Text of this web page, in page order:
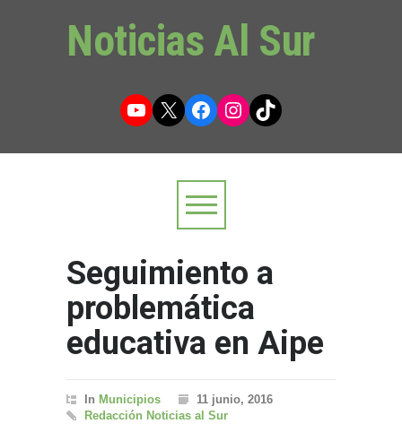
Noticias Al Sur
YouTube
X Facebook
Instagram
TikTok
Seguimiento a
problemática
educativa en Aipe
In Municipios
11 junio, 2016
Redacción Noticias al Sur